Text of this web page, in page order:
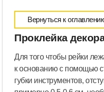
Вернуться к
Проклейка
Для того чтобы рейки
к основанию с помощью
губки инструментов,